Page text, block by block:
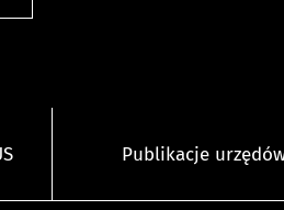
Publikacje